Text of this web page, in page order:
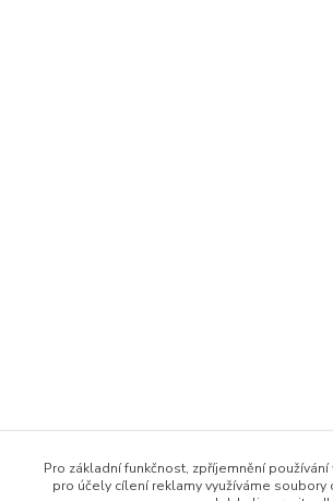
Pro základní funkčnost, zpříjemnění
pro účely cílení reklamy využíváme